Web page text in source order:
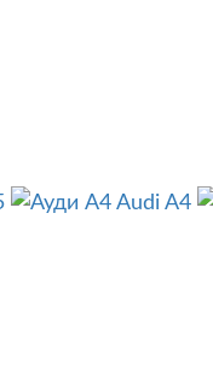
Audi A4